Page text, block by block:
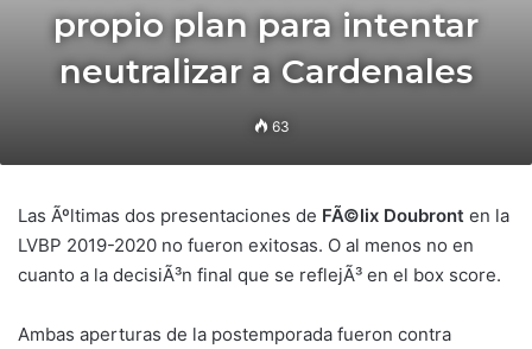
propio plan para intentar
neutralizar a Cardenales
63
Las Ãºltimas dos presentaciones de FÃ©lix Doubront en la
LVBP 2019-2020 no fueron exitosas. O al menos no en
cuanto a la decisiÃ³n final que se reflejÃ³ en el box score.
Ambas aperturas de la postemporada fueron contra